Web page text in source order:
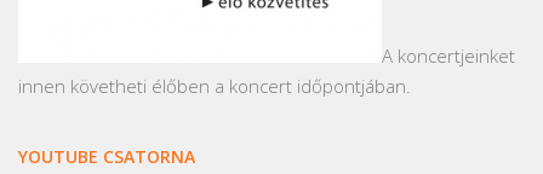
A koncertjeinket
innen követheti élőben a koncert időpontjában.
YOUTUBE CSATORNA